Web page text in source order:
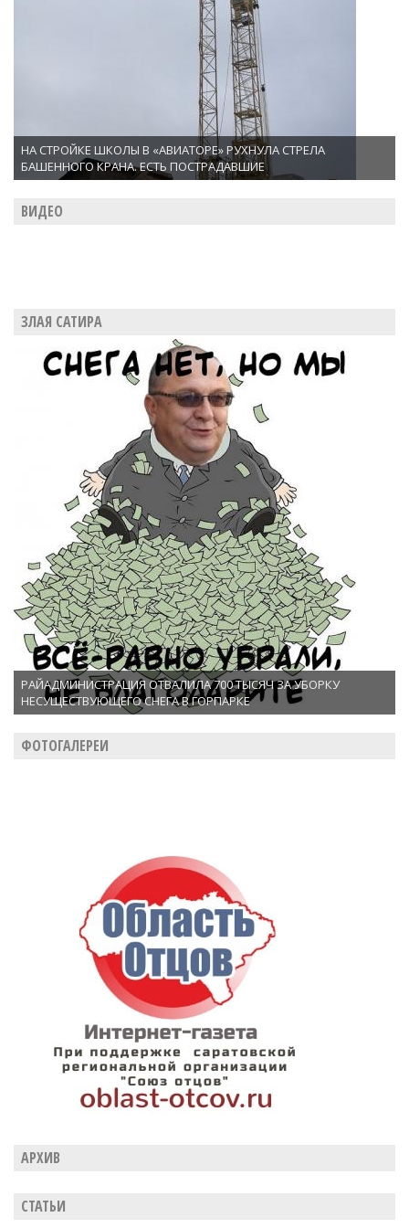
НА СТРОЙКЕ ШКОЛЫ В «АВИАТОРЕ» РУХНУЛА СТРЕЛА
БАШЕННОГО КРАНА. ЕСТЬ ПОСТРАДАВШИЕ
ВИДЕО
ЗЛАЯ САТИРА
РАЙАДМИНИСТРАЦИЯ ОТВАЛИЛА 700 ТЫСЯЧ ЗА УБОРКУ
НЕСУЩЕСТВУЮЩЕГО СНЕГА В ГОРПАРКЕ
ФОТОГАЛЕРЕИ
АРХИВ
СТАТЬИ